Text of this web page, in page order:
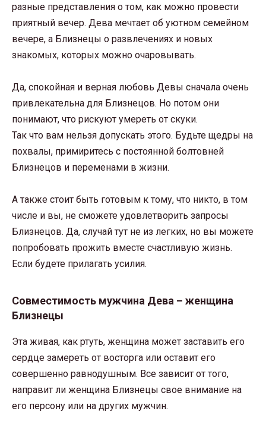
разные представления о том, как можно провести
приятный вечер. Дева мечтает об уютном семейном
вечере, а Близнецы о развлечениях и новых
знакомых, которых можно очаровывать.
Да, спокойная и верная любовь Девы сначала очень
привлекательна для Близнецов. Но потом они
понимают, что рискуют умереть от скуки.
Так что вам нельзя допускать этого. Будьте щедры на
похвалы, примиритесь с постоянной болтовней
Близнецов и переменами в жизни.
А также стоит быть готовым к тому, что никто, в том
числе и вы, не сможете удовлетворить запросы
Близнецов. Да, случай тут не из легких, но вы можете
попробовать прожить вместе счастливую жизнь.
Если будете прилагать усилия.
Совместимость мужчина Дева – женщина
Близнецы
Эта живая, как ртуть, женщина может заставить его
сердце замереть от восторга или оставит его
совершенно равнодушным. Все зависит от того,
направит ли женщина Близнецы свое внимание на
его персону или на других мужчин.